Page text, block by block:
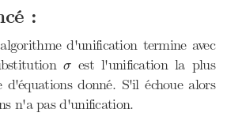
:
d'unification termine avec
σ
σest l'unification la plus
d'équations donné. S'il échoue alors
n'a pas d'unification.